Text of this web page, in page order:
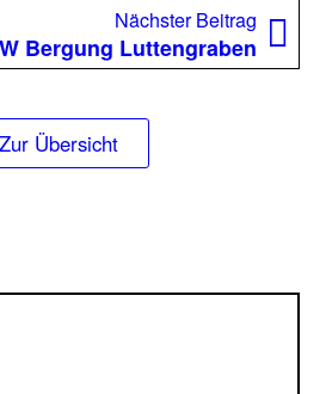
Nächster Beitrag
Bergung Luttengraben
Zur Übersicht